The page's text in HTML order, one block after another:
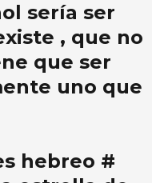
sería ser
, que no
que ser
uno que
hebreo #